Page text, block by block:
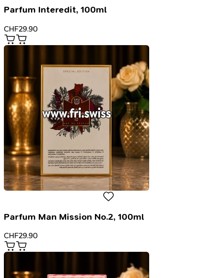
Parfum Interedit, 100ml
CHF29.90
Parfum Man Mission No.2, 100ml
CHF29.90